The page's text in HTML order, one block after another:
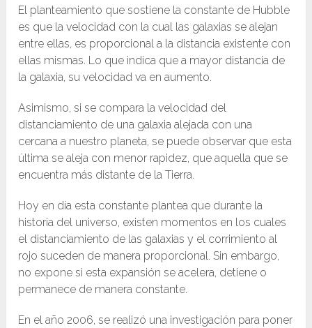
El planteamiento que sostiene la constante de Hubble
es que la velocidad con la cual las galaxias se alejan
entre ellas, es proporcional a la distancia existente con
ellas mismas. Lo que indica que a mayor distancia de
la galaxia, su velocidad va en aumento.
Asimismo, si se compara la velocidad del
distanciamiento de una galaxia alejada con una
cercana a nuestro planeta, se puede observar que esta
última se aleja con menor rapidez, que aquella que se
encuentra más distante de la Tierra.
Hoy en día esta constante plantea que durante la
historia del universo, existen momentos en los cuales
el distanciamiento de las galaxias y el corrimiento al
rojo suceden de manera proporcional. Sin embargo,
no expone si esta expansión se acelera, detiene o
permanece de manera constante.
En el año 2006, se realizó una investigación para poner